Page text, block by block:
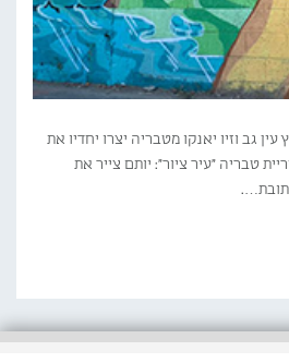
גב וזיו יאנקו מטבריה יצרו יחדיו את
טבריה "עיר ציור": יותם צייר את